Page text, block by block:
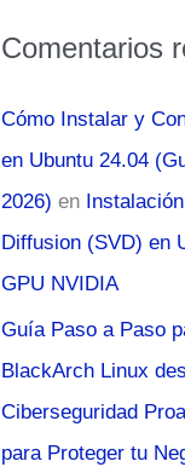
Comentarios
Cómo Instalar y
en Ubuntu 24.04
2026) en
Diffusion (SVD) en
GPU NVIDIA
Guía Paso a Paso
BlackArch Linux
Ciberseguridad
para Proteger tu